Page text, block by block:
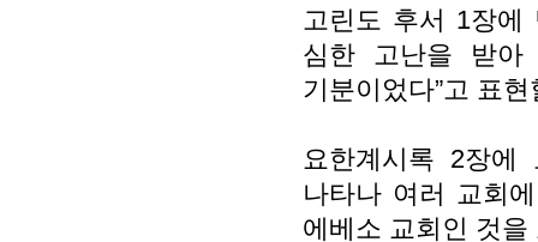
고린도 후서 1장에
심한 고난을 받
기분이었다”고 표
요한계시록 2장
나타나 여러 교회
에베소 교회인 것